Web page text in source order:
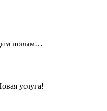
новым…
услуга!